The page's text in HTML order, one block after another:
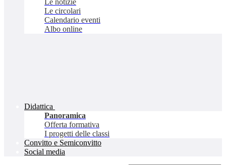
Le notizie
Le circolari
Calendario eventi
Albo online
Didattica
Panoramica
Offerta formativa
I progetti delle classi
Convitto e Semiconvitto
Social media